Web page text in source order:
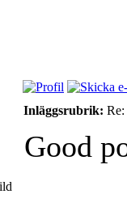
Inläggsrubrik:
Good